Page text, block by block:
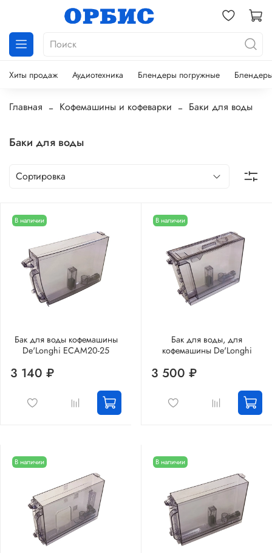
Хиты продаж Аудиотехника Блендеры погружные
Главная Кофемашины и кофеварки Баки для воды
Баки для воды
В наличии
Бак для воды кофемашины
De'Longhi ECAM20-25
3 140 ₽
В наличии
Бак для воды, для
кофемашины De'Longhi
3 500 ₽
В наличии В наличии